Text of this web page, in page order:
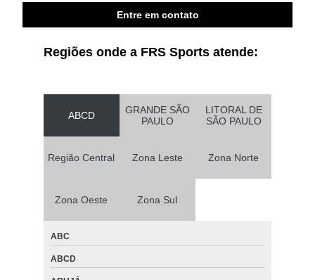
Entre em contato
Regiões onde a FRS Sports atende:
ABCD
GRANDE SÃO
PAULO
LITORAL DE
SÃO PAULO
Região Central Zona Leste Zona Norte
Zona Oeste Zona Sul
ABC
ABCD